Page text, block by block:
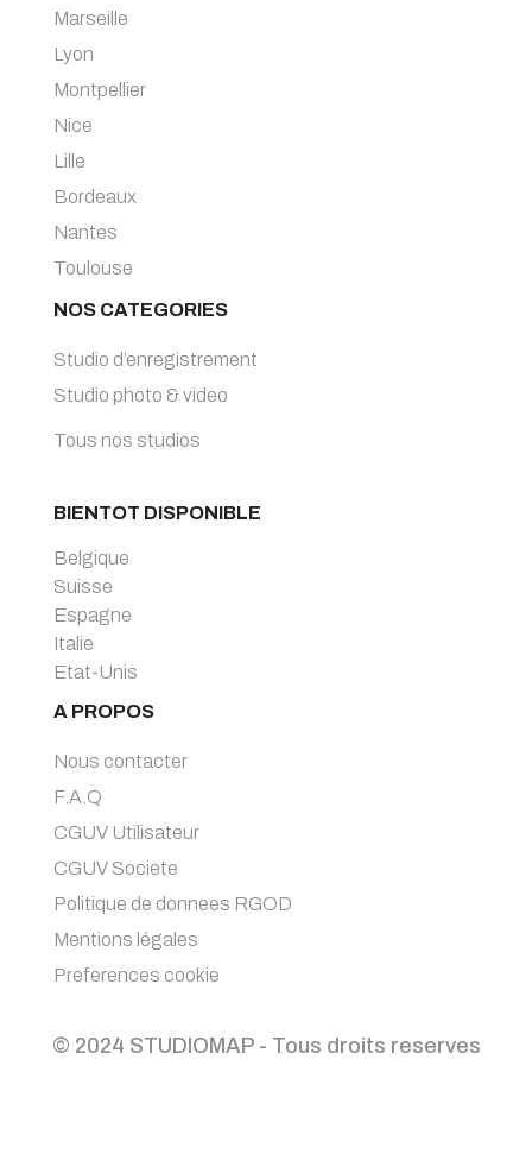
Marseille
Lyon
Montpellier
Nice
Lille
Bordeaux
Nantes
Toulouse
NOS CATEGORIES
Studio d’enregistrement
Studio photo & video
Tous nos studios
BIENTOT DISPONIBLE
Belgique
Suisse
Espagne
Italie
Etat-Unis
A PROPOS
Nous contacter
F.A.Q
CGUV Utilisateur
CGUV Societe
Politique de donnees RGOD
Mentions légales
Preferences cookie
© 2024 STUDIOMAP - Tous droits reserves